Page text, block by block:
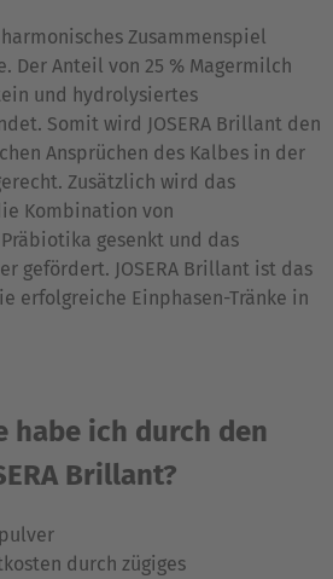
Zusammenspiel
Der Anteil von 25 % Magermilch
und hydrolysiertes
Somit wird JOSERA Brillant den
Ansprüchen des Kalbes in der
Zusätzlich wird das
Kombination von
gesenkt und das
gefördert. JOSERA Brillant ist das
erfolgreiche Einphasen-Tränke in
habe ich durch den
Brillant?
durch zügiges